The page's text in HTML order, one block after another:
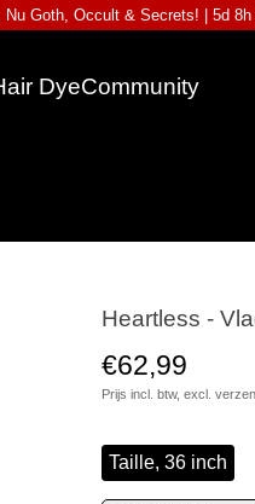
Goth, Occult & Secrets! | 5d 8h
DyeCommunity
Heartless -
€62,99
Prijs incl. btw, excl.
Taille, 36 inch